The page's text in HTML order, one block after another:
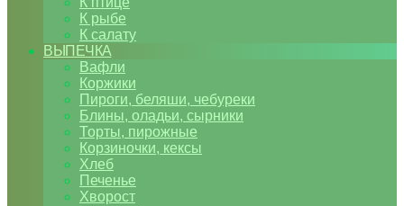
К рыбе
К салату
ВЫПЕЧКА
Вафли
Коржики
Пироги, беляши, чебуреки
Блины, оладьи, сырники
Торты, пирожные
Корзиночки, кексы
Хлеб
Печенье
Хворост